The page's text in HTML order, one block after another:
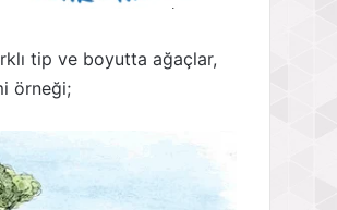
tip ve boyutta ağaçlar,
örneği;